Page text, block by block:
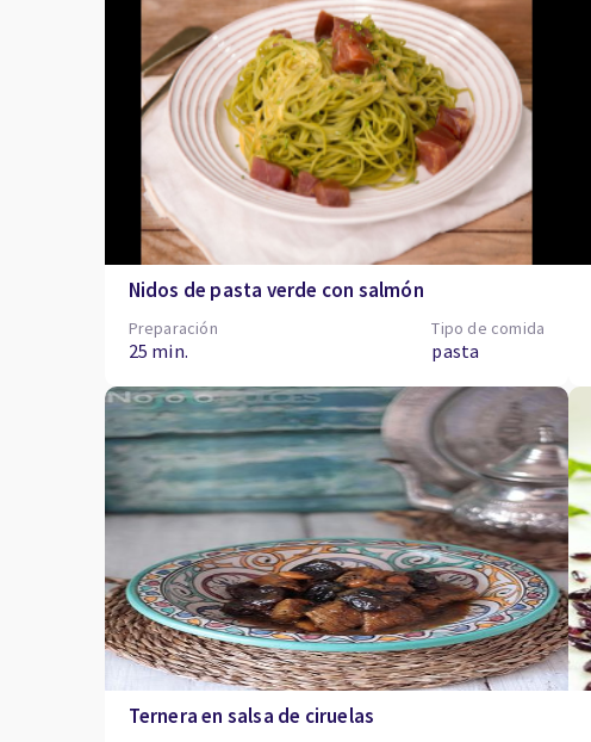
Nidos de pasta verde con salmón
Preparación
25 min.
Tipo de comida
pasta
Ternera en salsa de ciruelas